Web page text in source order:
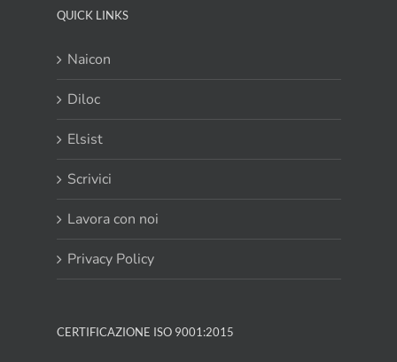
QUICK LINKS
Naicon
Diloc
Elsist
Scrivici
Lavora con noi
Privacy Policy
CERTIFICAZIONE ISO 9001:2015